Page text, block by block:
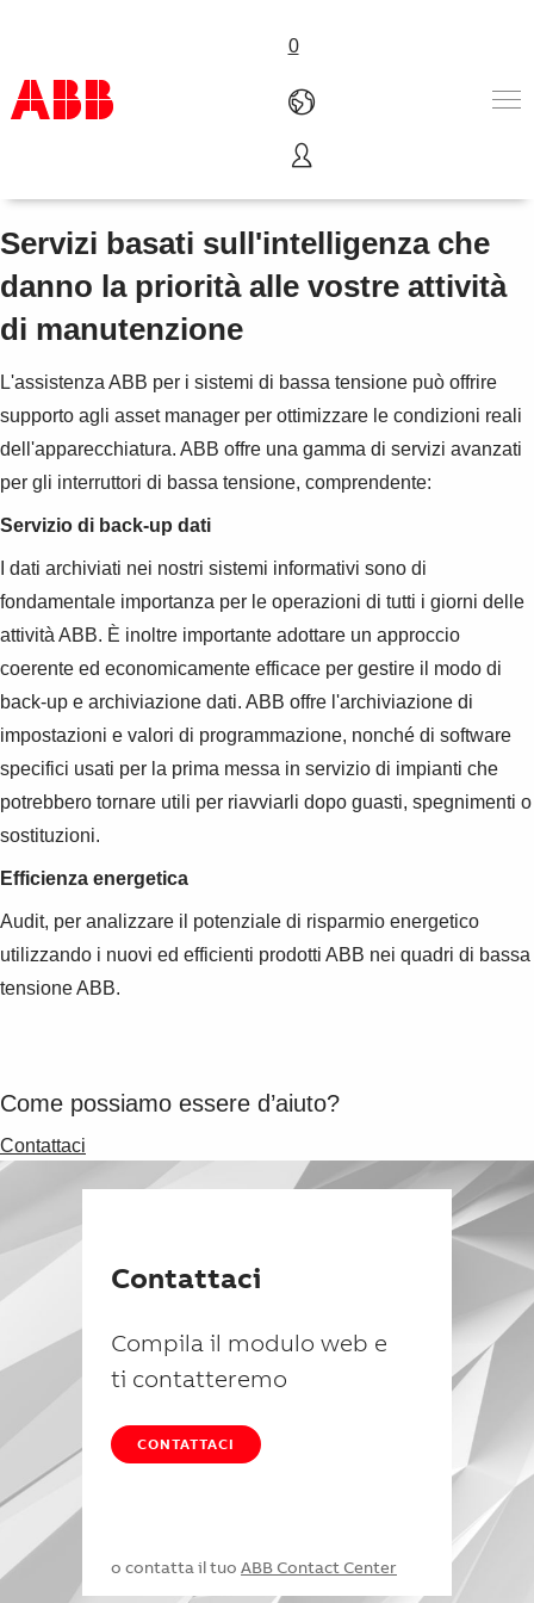
0
Prodotti e Soluzioni
Service
Chi siamo
Contattaci
Lavorare in ABB
Products
See more products
Shopping list preview
Servizi basati sull'intelligenza che
danno la priorità alle vostre attività
di manutenzione
L'assistenza ABB per i sistemi di bassa tensione può offrire
supporto agli asset manager per ottimizzare le condizioni reali
dell'apparecchiatura. ABB offre una gamma di servizi avanzati
per gli interruttori di bassa tensione, comprendente:
Servizio di back-up dati
I dati archiviati nei nostri sistemi informativi sono di
fondamentale importanza per le operazioni di tutti i giorni delle
attività ABB. È inoltre importante adottare un approccio
coerente ed economicamente efficace per gestire il modo di
back-up e archiviazione dati. ABB offre l'archiviazione di
impostazioni e valori di programmazione, nonché di software
specifici usati per la prima messa in servizio di impianti che
potrebbero tornare utili per riavviarli dopo guasti, spegnimenti o
sostituzioni.
Efficienza energetica
Audit, per analizzare il potenziale di risparmio energetico
utilizzando i nuovi ed efficienti prodotti ABB nei quadri di bassa
tensione ABB.
Come possiamo essere d’aiuto?
Contattaci
Contattaci
Compila il modulo web e
ti contatteremo
CONTATTACI
o contatta il tuo ABB Contact Center